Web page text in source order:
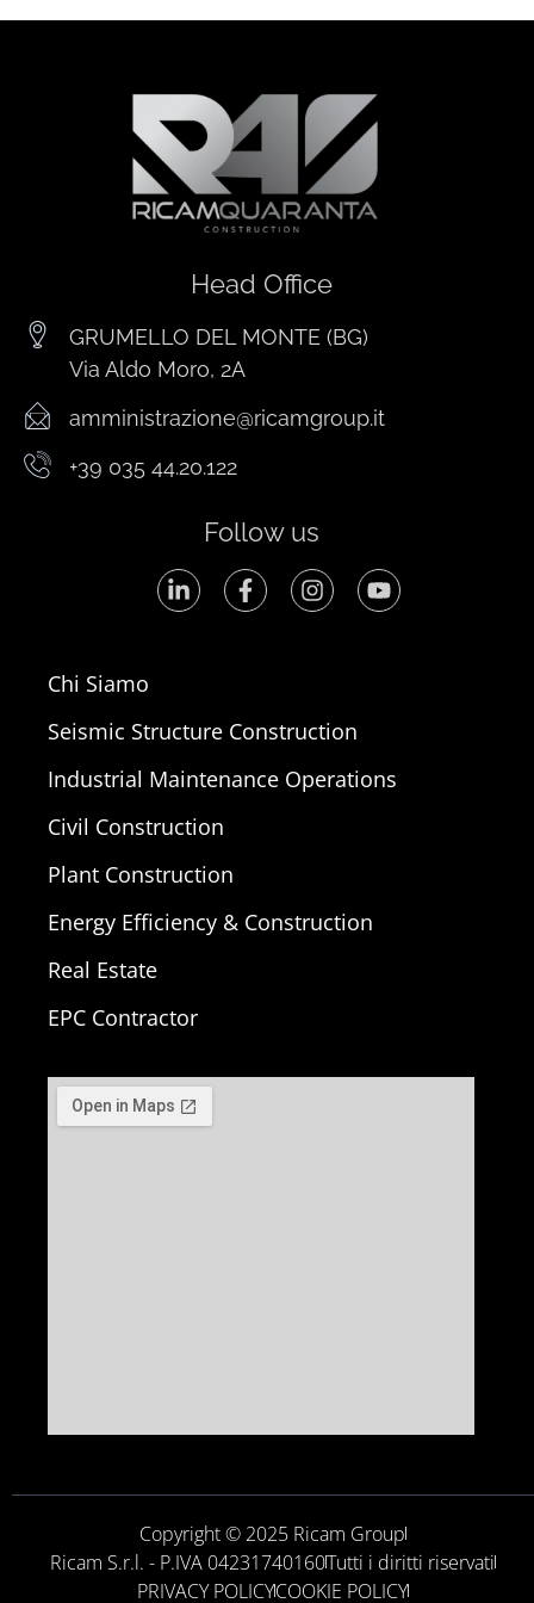
Head Office
GRUMELLO DEL MONTE (BG)
Via Aldo Moro, 2A
amministrazione@ricamgroup.it
+39 035 44.20.122
Follow us
Chi Siamo
Seismic Structure Construction
Industrial Maintenance Operations
Civil Construction
Plant Construction
Energy Efficiency & Construction
Real Estate
EPC Contractor
Copyright © 2025 Ricam Group
Ricam S.r.l. - P.IVA 04231740160Tutti i diritti riservati
PRIVACY POLICYCOOKIE POLICY